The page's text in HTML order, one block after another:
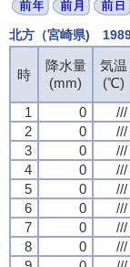
北方（宮崎県) 1989
時
降水量
(mm)
気温
(℃)
1
0 ///
2
0 ///
3
0 ///
4
0 ///
5
0 ///
6
0 ///
7
0 ///
8
0 ///